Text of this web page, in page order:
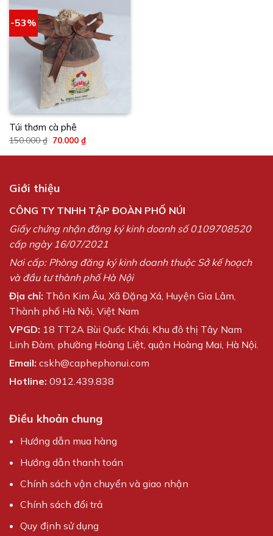
450.000 ₫
-53%
Túi thơm cà phê
150.000₫ Giá
là:
70.000 ₫Giá
hiện
tại
Giới thiệu
CÔNG TY TNHH TẬP ĐOÀN PHỐ NÚI
Giấy chứng nhận đăng ký kinh doanh số 0109708520
cấp ngày 16/07/2021
Nơi cấp: Phòng đăng ký kinh doanh thuộc Sở kế hoạch
và đầu tư thành phố Hà Nội
Địa chỉ: Thôn Kim Âu, Xã Đặng Xá, Huyện Gia Lâm,
Thành phố Hà Nội, Việt Nam
VPGD: 18 TT2A Bùi Quốc Khái, Khu đô thị Tây Nam
Linh Đàm, phường Hoàng Liệt, quận Hoàng Mai, Hà Nội.
Email: cskh@caphephonui.com
Hotline: 0912.439.838
Điều khoản chung
Hướng dẫn mua hàng
Hướng dẫn thanh toán
Chính sách vận chuyển và giao nhận
Chính sách đổi trả
Quy định sử dụng